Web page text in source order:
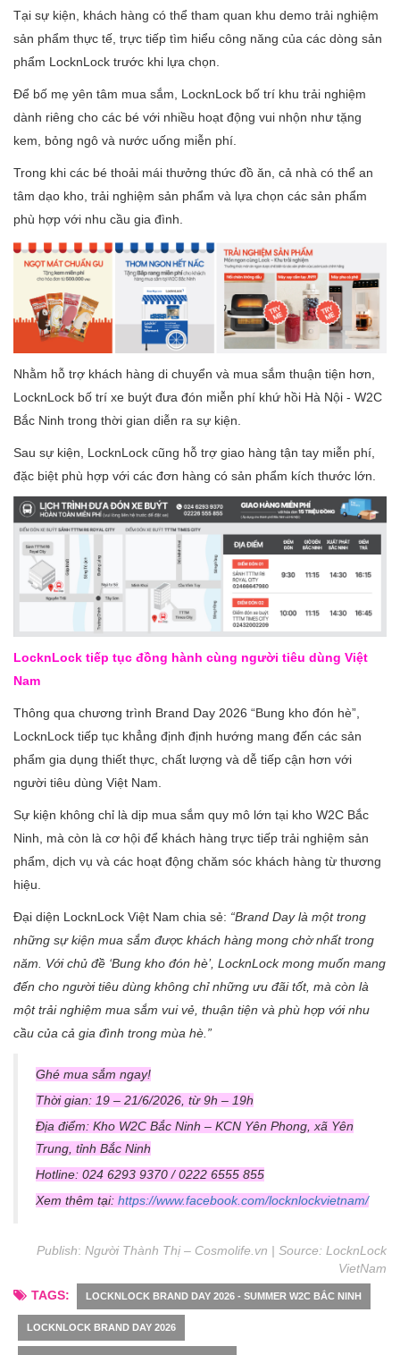
Tại sự kiện, khách hàng có thể tham quan khu demo trải nghiệm
sản phẩm thực tế, trực tiếp tìm hiểu công năng của các dòng sản
phẩm LocknLock trước khi lựa chọn.
Để bố mẹ yên tâm mua sắm, LocknLock bố trí khu trải nghiệm
dành riêng cho các bé với nhiều hoạt động vui nhộn như tặng
kem, bỏng ngô và nước uống miễn phí.
Trong khi các bé thoải mái thưởng thức đồ ăn, cả nhà có thể an
tâm dạo kho, trải nghiệm sản phẩm và lựa chọn các sản phẩm
phù hợp với nhu cầu gia đình.
Nhằm hỗ trợ khách hàng di chuyển và mua sắm thuận tiện hơn,
LocknLock bố trí xe buýt đưa đón miễn phí khứ hồi Hà Nội - W2C
Bắc Ninh trong thời gian diễn ra sự kiện.
Sau sự kiện, LocknLock cũng hỗ trợ giao hàng tận tay miễn phí,
đặc biệt phù hợp với các đơn hàng có sản phẩm kích thước lớn.
LocknLock tiếp tục đồng hành cùng người tiêu dùng Việt
Nam
Thông qua chương trình Brand Day 2026 “Bung kho đón hè”,
LocknLock tiếp tục khẳng định định hướng mang đến các sản
phẩm gia dụng thiết thực, chất lượng và dễ tiếp cận hơn với
người tiêu dùng Việt Nam.
Sự kiện không chỉ là dịp mua sắm quy mô lớn tại kho W2C Bắc
Ninh, mà còn là cơ hội để khách hàng trực tiếp trải nghiệm sản
phẩm, dịch vụ và các hoạt động chăm sóc khách hàng từ thương
hiệu.
Đại diện LocknLock Việt Nam chia sẻ: “Brand Day là một trong
những sự kiện mua sắm được khách hàng mong chờ nhất trong
năm. Với chủ đề ‘Bung kho đón hè’, LocknLock mong muốn mang
đến cho người tiêu dùng không chỉ những ưu đãi tốt, mà còn là
một trải nghiệm mua sắm vui vẻ, thuận tiện và phù hợp với nhu
cầu của cả gia đình trong mùa hè.”
Ghé mua sắm ngay!
Thời gian: 19 – 21/6/2026, từ 9h – 19h
Địa điểm: Kho W2C Bắc Ninh – KCN Yên Phong, xã Yên
Trung, tỉnh Bắc Ninh
Hotline: 024 6293 9370 / 0222 6555 855
Xem thêm tại: https://www.facebook.com/locknlockvietnam/
Publish: Người Thành Thị – Cosmolife.vn | Source: LocknLock
VietNam
TAGS:
LOCKNLOCK BRAND DAY 2026 - SUMMER W2C BẮC NINH
LOCKNLOCK BRAND DAY 2026